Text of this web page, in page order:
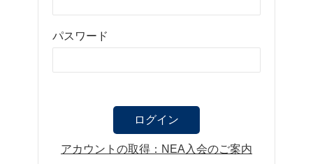
パスワード
アカウントの取得：NEA入会のご案内